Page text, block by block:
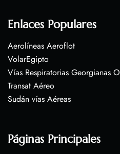
Enlaces Populares
Aerolíneas Aeroflot
VolarEgipto
Vías Respiratorias Georgianas
Transat Aéreo
Sudán vías Aéreas
Páginas Principales